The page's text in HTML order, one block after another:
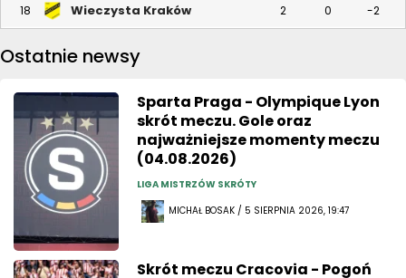
18 Wieczysta Kraków 2 0 -2
Ostatnie newsy
Sparta Praga - Olympique Lyon
skrót meczu. Gole oraz
najważniejsze momenty meczu
(04.08.2026)
LIGA MISTRZÓW SKRÓTY
MICHAŁ BOSAK / 5 SIERPNIA 2026, 19:47
Skrót meczu Cracovia - Pogoń